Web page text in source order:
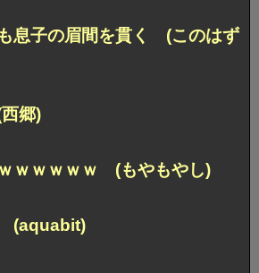
息子の眉間を貫く (このはず
郷)
ｗｗｗｗｗ (もやもやし)
(aquabit)